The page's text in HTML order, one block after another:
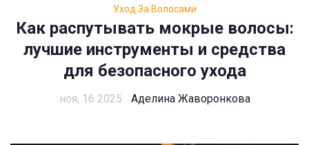
Уход За Волосами
Как распутывать мокрые волосы:
лучшие инструменты и средства
для безопасного ухода
ноя, 16 2025 Аделина Жаворонкова